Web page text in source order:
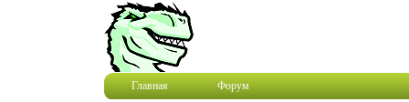
Главная Форум